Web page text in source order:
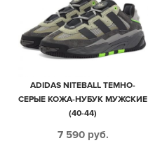
ADIDAS NITEBALL ТЕМНО-
СЕРЫЕ КОЖА-НУБУК МУЖСКИЕ
(40-44)
7 590 руб.